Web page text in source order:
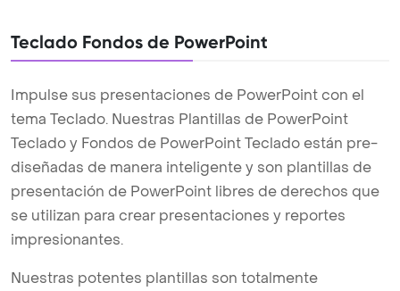
Teclado Fondos de PowerPoint
Impulse sus presentaciones de PowerPoint con el
tema Teclado. Nuestras Plantillas de PowerPoint
Teclado y Fondos de PowerPoint Teclado están pre-
diseñadas de manera inteligente y son plantillas de
presentación de PowerPoint libres de derechos que
se utilizan para crear presentaciones y reportes
impresionantes.
Nuestras potentes plantillas son totalmente